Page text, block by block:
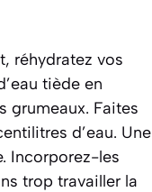
réhydratez vos
tiède en
grumeaux. Faites
d’eau. Une
Incorporez-les
trop travailler la